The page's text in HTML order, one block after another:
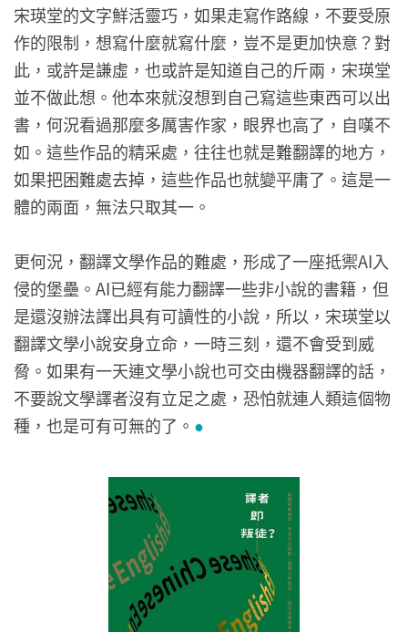
宋瑛堂的文字鮮活靈巧，如果走寫作路線，不要受原
作的限制，想寫什麼就寫什麼，豈不是更加快意？對
此，或許是謙虛，也或許是知道自己的斤兩，宋瑛堂
並不做此想。他本來就沒想到自己寫這些東西可以出
書，何況看過那麼多厲害作家，眼界也高了，自嘆不
如。這些作品的精采處，往往也就是難翻譯的地方，
如果把困難處去掉，這些作品也就變平庸了。這是一
體的兩面，無法只取其一。
更何況，翻譯文學作品的難處，形成了一座抵禦AI入
侵的堡壘。AI已經有能力翻譯一些非小說的書籍，但
是還沒辦法譯出具有可讀性的小說，所以，宋瑛堂以
翻譯文學小說安身立命，一時三刻，還不會受到威
脅。如果有一天連文學小說也可交由機器翻譯的話，
不要說文學譯者沒有立足之處，恐怕就連人類這個物
種，也是可有可無的了。 ●